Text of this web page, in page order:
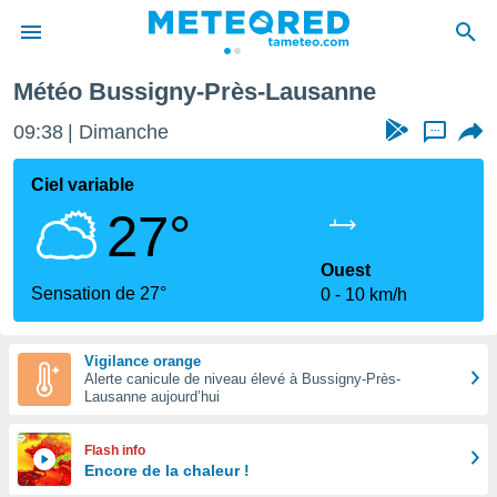
de
Météo Bussigny-Près-Lausanne
09:38 Dimanche ...
Ciel variable
27°
Sensation de 27°
Ouest
0
10 km/h
Vigilance orange
Alerte canicule de niveau élevé à Bussigny-Près-
Lausanne aujourd’hui
Flash info
Encore de la chaleur !